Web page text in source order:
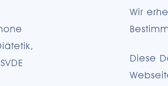
Wir
Diese